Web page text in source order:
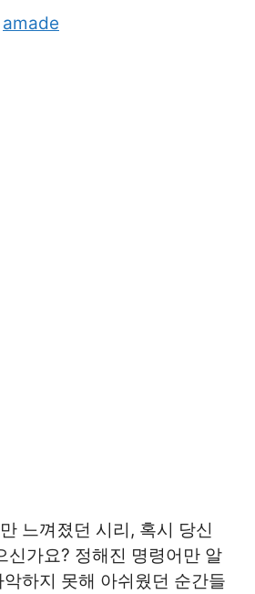
amade
느껴졌던 시리, 혹시 당신
신가요? 정해진 명령어만 알
하지 못해 아쉬웠던 순간들